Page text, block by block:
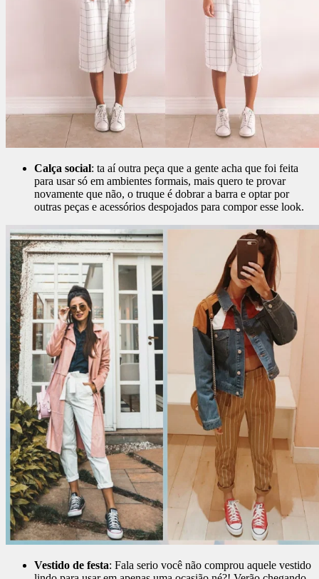
Calça social: ta aí outra peça que a gente acha que foi feita
para usar só em ambientes formais, mais quero te provar
novamente que não, o truque é dobrar a barra e optar por
outras peças e acessórios despojados para compor esse look.
Vestido de festa: Fala serio você não comprou aquele vestido